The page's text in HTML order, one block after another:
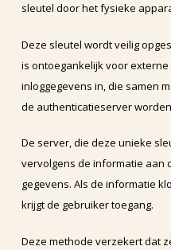
sleutel door het fysieke
Deze sleutel wordt veilig
is ontoegankelijk voor
inloggegevens in, die samen
de authenticatieserver
De server, die deze unieke
vervolgens de informatie aan
gegevens. Als de informatie
krijgt de gebruiker toegang.
Deze methode verzekert dat